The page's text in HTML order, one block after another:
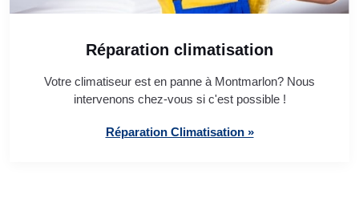
Réparation climatisation
Votre climatiseur est en panne à Montmarlon? Nous
intervenons chez-vous si c'est possible !
Réparation Climatisation »